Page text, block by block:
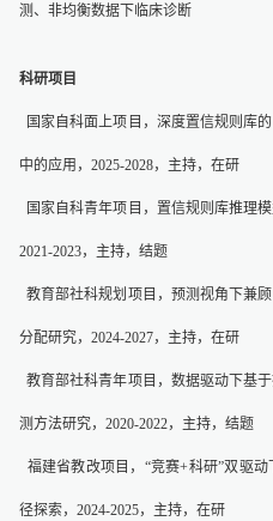
测、非均衡数据下临床诊断
科研项目
国家自科面上项目，深度置信规则库
中的应用，2025-2028，主持，在研
国家自科青年项目，置信规则库推理
2021-2023，主持，结题
教育部社科规划项目，预测视角下兼
分配研究，2024-2027，主持，在研
教育部社科青年项目，数据驱动下基
测方法研究，2020-2022，主持，结题
福建省教改项目，“竞赛+科研”双驱
径探索，2024-2025，主持，在研